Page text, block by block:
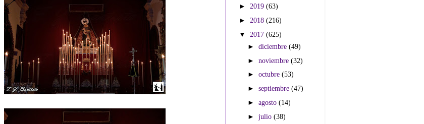
► 2019 (63)
► 2018 (216)
▼ 2017 (625)
►diciembre(49)
►noviembre(32)
►octubre(53)
►septiembre(47)
►agosto(14)
►julio(38)